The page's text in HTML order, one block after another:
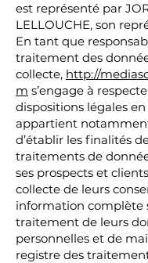
est représenté par
LELLOUCHE, son
En tant que
traitement des
collecte, http://
m s’engage à
dispositions légales
appartient
d’établir les finalités
traitements de
ses prospects et
collecte de leurs
information complète
traitement de leurs
personnelles et de
registre des